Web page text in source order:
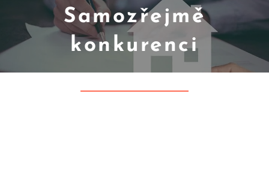
Samozřejmě
konkurenci